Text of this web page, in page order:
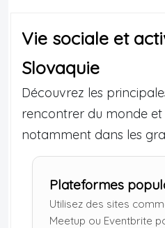
Vie sociale et
Slovaquie
Découvrez les
rencontrer du monde et
notamment dans les
Plateformes
Utilisez des sites
Meetup ou Eventbrite